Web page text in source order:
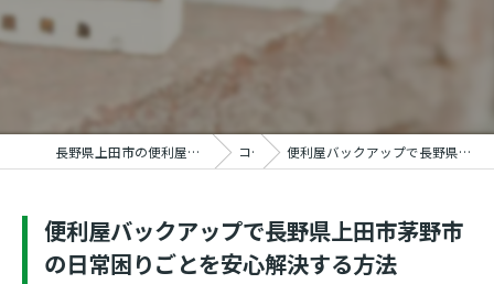
長野県上田市の便利屋ならおうちの御用聞き家工房 上田塩田店 コラム 便利屋バックアップで長野県上田市茅野市の日常困りごとを安心解決する方法
便利屋バックアップで長野県上田市茅野市
の日常困りごとを安心解決する方法